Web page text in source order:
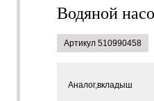
Водяной
Артикул 510990458
Аналог,вкладыш